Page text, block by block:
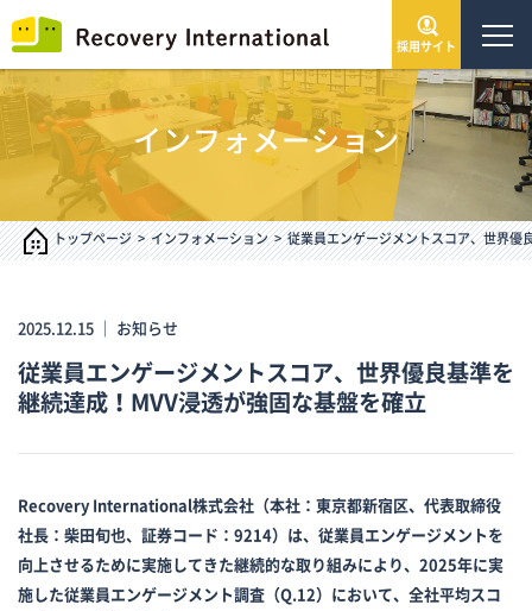
トップページ
会社情報
サービス・事業
インフォメーション
採用情報
お問い合わせ
採用サイト
インフォメーション
トップページ インフォメーション 従業員エンゲージメントスコア、世界優
2025.12.15 ｜ お知らせ
従業員エンゲージメントスコア、世界優良基準を
継続達成！MVV浸透が強固な基盤を確立
Recovery International株式会社（本社：東京都新宿区、代表取締役
社長：柴田旬也、証券コード：9214）は、従業員エンゲージメントを
向上させるために実施してきた継続的な取り組みにより、2025年に実
施した従業員エンゲージメント調査（Q.12）において、全社平均スコ